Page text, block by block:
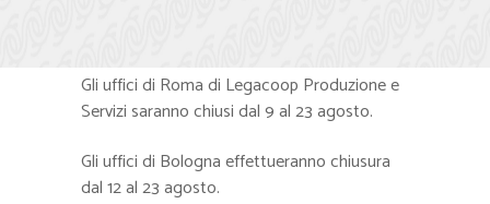
Gli uffici di Roma di Legacoop Produzione e
Servizi saranno chiusi dal 9 al 23 agosto.
Gli uffici di Bologna effettueranno chiusura
dal 12 al 23 agosto.